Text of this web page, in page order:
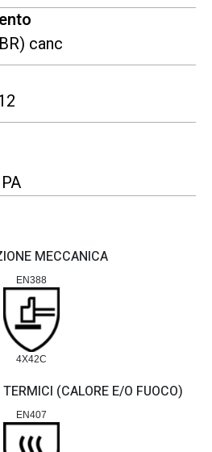
MECCANICA
EN388
4X42C
(CALORE E/O FUOCO)
EN407
canc